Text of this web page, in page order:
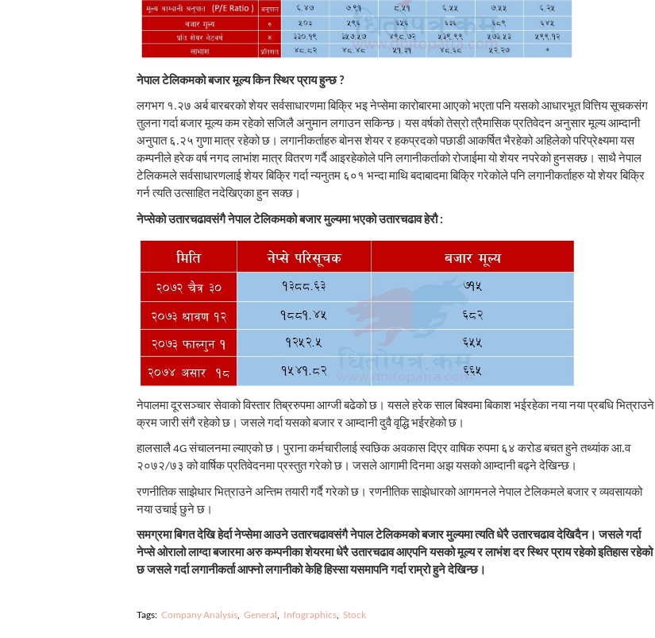
नेपाल टेलिकमको बजार मूल्य किन स्थिर प्राय हुन्छ ?
लगभग १.२७ अर्ब बारबरको शेयर सर्वसाधारणमा बिक्रि भइ नेप्सेमा कारोबारमा आएको भएता पनि यसको आधारभूत वित्तिय सूचकसंग
तुलना गर्दा बजार मूल्य कम रहेको सजिलै अनुमान लगाउन सकिन्छ। यस वर्षको तेस्रो त्रैमासिक प्रतिवेदन अनुसार मूल्य आम्दानी
अनुपात ६.२५ गुणा मात्र रहेको छ। लगानीकर्ताहरु बोनस शेयर र हकप्रदको पछाडी आकर्षित भैरहेको अहिलेको परिप्रेक्ष्यमा यस
कम्पनीले हरेक वर्ष नगद लाभांश मात्र वितरण गर्दै आइरहेकोले पनि लगानीकर्ताको रोजाईमा यो शेयर नपरेको हुनसक्छ। साथै नेपाल
टेलिकमले सर्वसाधारणलाई शेयर बिक्रि गर्दा न्यनुतम ६०१ भन्दा माथि बदाबादमा बिक्रि गरेकोले पनि लगानीकर्ताहरु यो शेयर बिक्रि
गर्न त्यति उत्साहित नदेखिएका हुन सक्छ।
नेप्सेको उतारचढावसंगै नेपाल टेलिकमको बजार मुल्यमा भएको उतारचढाव हेरौ :
नेपालमा दूरसञ्चार सेवाको विस्तार तिब्ररुपमा आग्जी बढेको छ। यसले हरेक साल बिश्वमा बिकाश भईरहेका नया नया प्रबधि भित्राउने
क्रम जारी संगै रहेको छ। जसले गर्दा यसको बजार र आम्दानी दुवै वृद्धि भईरहेको छ।
हालसालै 4G संचालनमा ल्याएको छ। पुराना कर्मचारीलाई स्वछिक अवकास दिएर वाषिक रुपमा ६४ करोड बचत हुने तथ्यांक आ.व
२०७२/७३ को वार्षिक प्रतिवेदनमा प्रस्तुत गरेको छ। जसले आगामी दिनमा अझ यसको आम्दानी बढ्ने देखिन्छ।
रणनीतिक साझेधार भित्राउने अन्तिम तयारी गर्दै गरेको छ। रणनीतिक साझेधारको आगमनले नेपाल टेलिकमले बजार र व्यवसायको
नया उचाई छुने छ।
समग्रमा बिगत देखि हेर्दा नेप्सेमा आउने उतारचढावसंगै नेपाल टेलिकमको बजार मुल्यमा त्यति धेरै उतारचढाव देखिदैन। जसले गर्दा
नेप्से ओरालो लाग्दा बजारमा अरु कम्पनीका शेयरमा धेरै उतारचढाव आएपनि यसको मूल्य र लाभंश दर स्थिर प्राय रहेको इतिहास रहेको
छ जसले गर्दा लगानीकर्ता आफ्नो लगानीको केहि हिस्सा यसमापनि गर्दा राम्रो हुने देखिन्छ।
Tags: Company Analysis General Infographics Stock